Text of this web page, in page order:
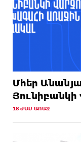
Մհեր
Յունիբանկի
18 ԺԱՄ ԱՌԱՋ